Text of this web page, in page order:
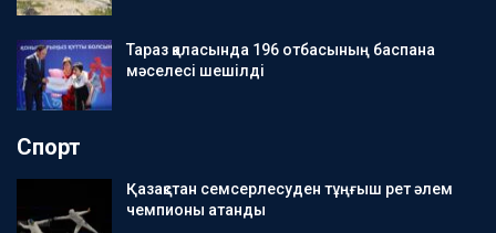
Тараз қаласында 196 отбасының баспана
мәселесі шешілді
Спорт
Қазақстан семсерлесуден тұңғыш рет әлем
чемпионы атанды